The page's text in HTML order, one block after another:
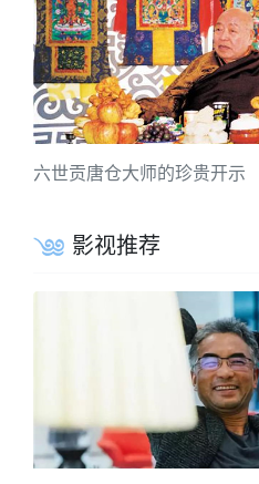
六世贡唐仓大师的珍贵开示
影视推荐